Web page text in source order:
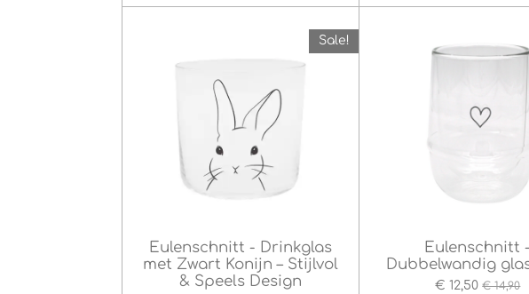
Sale!
Eulenschnitt - Drinkglas
met Zwart Konijn – Stijlvol
& Speels Design
Eulenschnitt -
Dubbelwandig
€ 12,50 € 14,90